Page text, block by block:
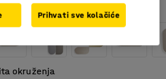
okruženja
Prihvati sve kolačiće